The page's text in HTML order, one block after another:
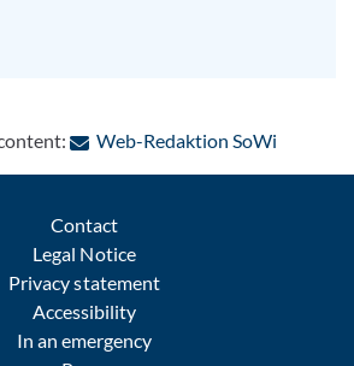
Web-Redaktion SoWi:
Contact
Legal Notice
Privacy statement
Accessibility
In an emergency